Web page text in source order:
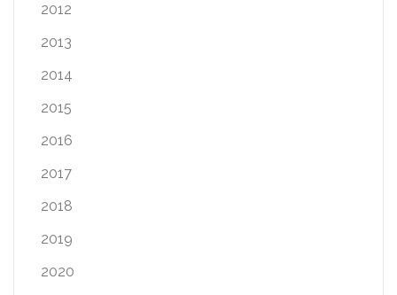
2012
2013
2014
2015
2016
2017
2018
2019
2020